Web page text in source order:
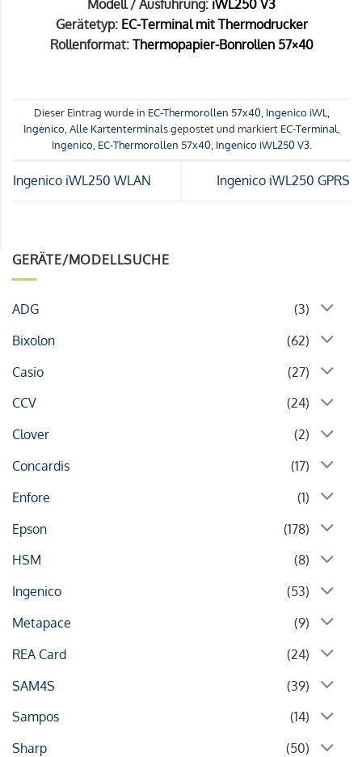
GERÄTE/MODELLSUCHE
ADG
(3)
Bixolon
(62)
Casio
(27)
CCV
(24)
Clover
(2)
Concardis
(17)
Enfore
(1)
Epson
(178)
HSM
(8)
Ingenico
(53)
Metapace
(9)
REA Card
(24)
SAM4S
(39)
Sampos
(14)
Sharp
(50)
Modell / Ausführung: iWL250 V3
Gerätetyp: EC-Terminal mit Thermodrucker
Rollenformat: Thermopapier-Bonrollen 57×40
Dieser Eintrag wurde in EC-Thermorollen 57x40, Ingenico iWL,
Ingenico,Alle Kartenterminalsgepostet und markiert EC-Terminal,
Ingenico, EC-Thermorollen 57x40, Ingenico iWL250 V3.
Ingenico iWL250 WLAN Ingenico iWL250 GPRS